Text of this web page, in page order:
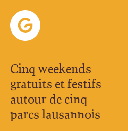
Cinq weekends
gratuits et festifs
autour de cinq
parcs lausannois